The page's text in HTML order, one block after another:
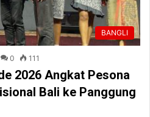
BANGLI
0 111
2026 Angkat Pesona
Bali ke Panggung